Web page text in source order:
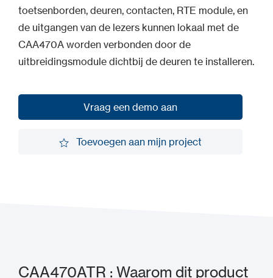
toetsenborden, deuren, contacten, RTE module, en
de uitgangen van de lezers kunnen lokaal met de
CAA470A worden verbonden door de
uitbreidingsmodule dichtbij de deuren te installeren.
Vraag een demo aan
Toevoegen aan mijn project
CAA470ATR : Waarom dit product